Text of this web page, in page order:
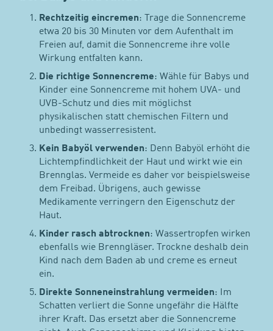
Rechtzeitig eincremen: Trage die Sonnencreme
etwa 20 bis 30 Minuten vor dem Aufenthalt im
Freien auf, damit die Sonnencreme ihre volle
Wirkung entfalten kann.
Die richtige Sonnencreme: Wähle für Babys und
Kinder eine Sonnencreme mit hohem UVA- und
UVB-Schutz und dies mit möglichst
physikalischen statt chemischen Filtern und
unbedingt wasserresistent.
Kein Babyöl verwenden: Denn Babyöl erhöht die
Lichtempfindlichkeit der Haut und wirkt wie ein
Brennglas. Vermeide es daher vor beispielsweise
dem Freibad. Übrigens, auch gewisse
Medikamente verringern den Eigenschutz der
Haut.
Kinder rasch abtrocknen: Wassertropfen wirken
ebenfalls wie Brenngläser. Trockne deshalb dein
Kind nach dem Baden ab und creme es erneut
ein.
Direkte Sonneneinstrahlung vermeiden: Im
Schatten verliert die Sonne ungefähr die Hälfte
ihrer Kraft. Das ersetzt aber die Sonnencreme